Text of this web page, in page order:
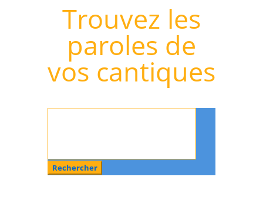
Trouvez les
paroles de
vos cantiques